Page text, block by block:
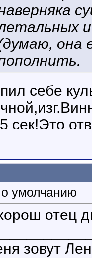
она
себе
сек!Это
отец
зовут